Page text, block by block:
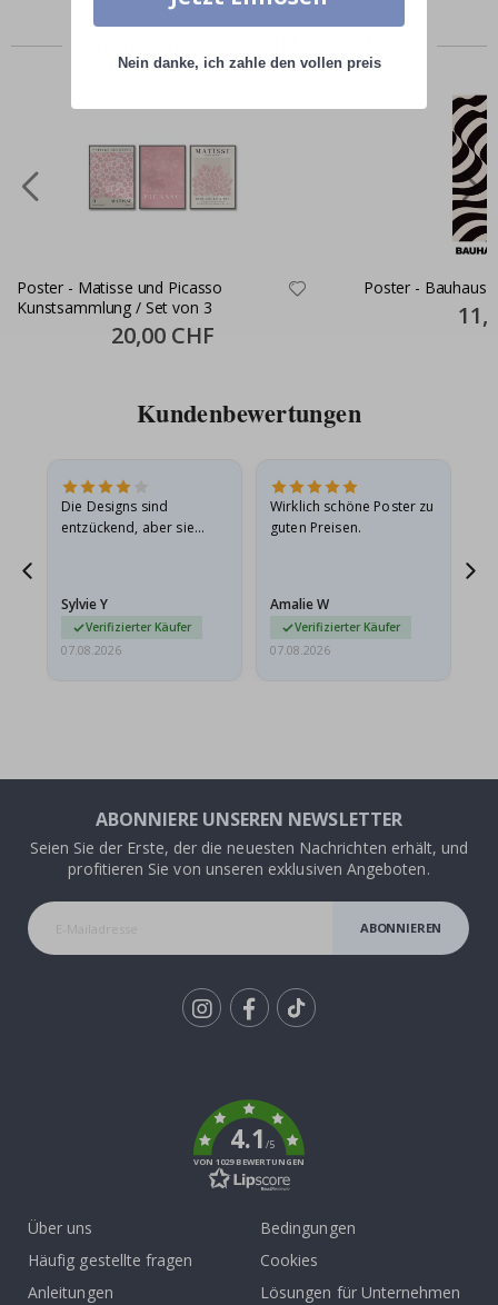
Poster - Matisse und Picasso
Kunstsammlung / Set von 3
Special
Price
20,00 CHF
Poster - Bauhaus
Price
Kundenbewertungen
Die Designs sind
entzückend, aber sie
sie…
Sylvie Y
Verifizierter Käufer
07.08.2026
Wirklich schöne Poster zu
guten Preisen.
Amalie W
Verifizierter Käufer
07.08.2026
ABONNIERE UNSEREN NEWSLETTER
Seien Sie der Erste, der die neuesten Nachrichten erhält, und
profitieren Sie von unseren exklusiven Angeboten.
ABONNIEREN
4.1/5
VON 1029 BEWERTUNGEN
Über uns
Häufig gestellte fragen
Anleitungen
Bedingungen
Cookies
Lösungen für Unternehmen
Nein danke, ich zahle den vollen preis